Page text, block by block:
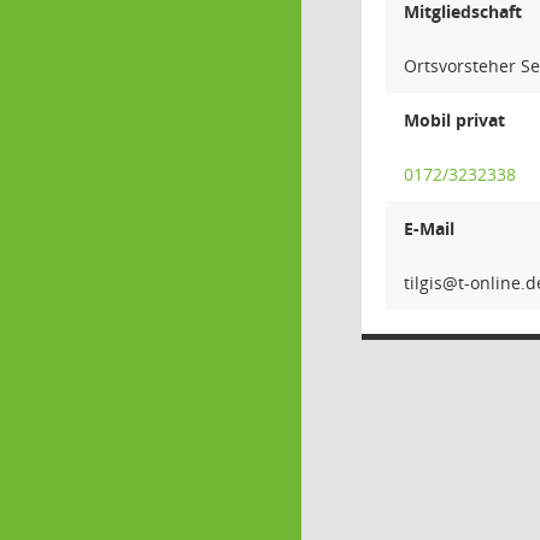
Mitgliedschaft
Ortsvorsteher
Mobil privat
0172/3232338
E-Mail
sig